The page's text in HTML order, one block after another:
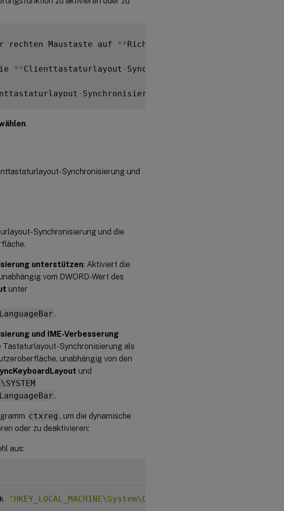
rechten Maustaste auf **Richtlinien
**Clienttastaturlayout - Synchronisierung und
- Synchronisierung und
.
Synchronisierung und die
unterstützen: Aktiviert die
vom DWORD-Wert des
unter
.
und IME-Verbesserung
Tastaturlayout-Synchronisierung als
unabhängig von den
und
.
ctxreg , um die dynamische
oder zu deaktivieren:
aus:
k